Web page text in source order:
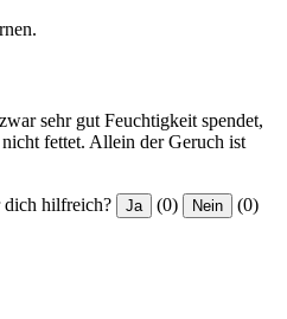
sehr gut Feuchtigkeit spendet,
fettet. Allein der Geruch ist
dich hilfreich? Ja (0) Nein (0)